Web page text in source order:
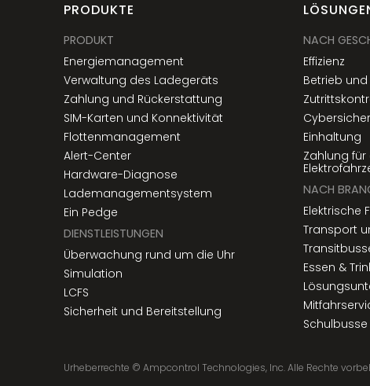
PRODUKTE
PRODUKT
Energiemanagement
Verwaltung des Ladegeräts
Zahlung und Rückerstattung
SIM-Karten und Konnektivität
Flottenmanagement
Alert-Center
Hardware-Diagnose
Lademanagementsystem
Ein Pedge
DIENSTLEISTUNGEN
Überwachung rund um die Uhr
Simulation
LCFS
Sicherheit und Bereitstellung
NACH
Effizienz
Betrieb
Einhaltung
Zahlung
NACH
Elektrische
Transport
Essen &
Schulbusse
Urheberrechte © Ampcontrol Technologies, Inc. Alle Rechte